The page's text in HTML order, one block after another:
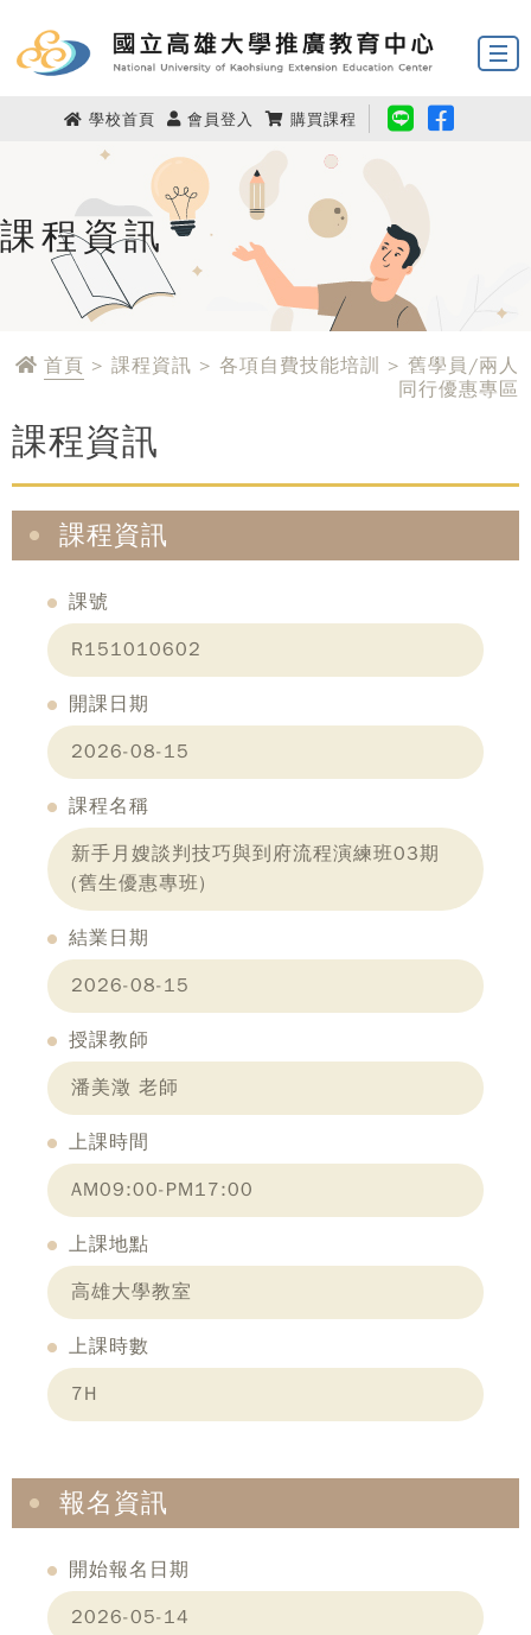
學校首頁 會員登入 購買課程
課程資訊
首頁 > 課程資訊 > 各項自費技能培訓 > 舊學員/兩人
同行優惠專區
課程資訊
課程資訊
課號
R151010602
開課日期
2026-08-15
課程名稱
新手月嫂談判技巧與到府流程演練班03期
(舊生優惠專班)
結業日期
2026-08-15
授課教師
潘美澂 老師
上課時間
AM09:00-PM17:00
上課地點
高雄大學教室
上課時數
7H
報名資訊
開始報名日期
2026-05-14